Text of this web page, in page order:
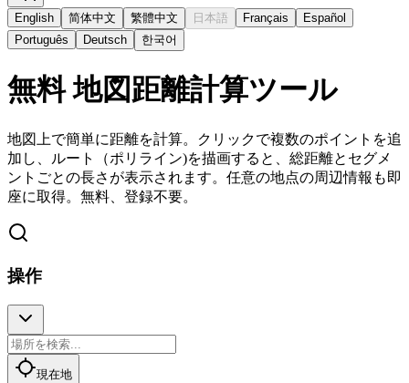
English 简体中文 繁體中文 日本語 Français
Español
Português
Deutsch 한국어
無料 地図距離計算ツール
地図上で簡単に距離を計算。クリックで複数のポイントを追
加し、ルート（ポリライン)を描画すると、総距離とセグメ
ントごとの長さが表示されます。任意の地点の周辺情報も即
座に取得。無料、登録不要。
操作
現在地